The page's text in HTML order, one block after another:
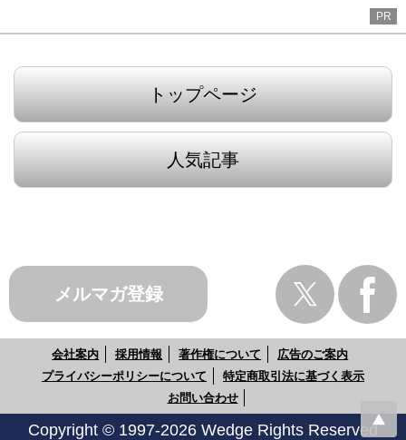
PR
トップページ
人気記事
メルマガ登録
会社案内 採用情報 著作権について
広告のご案内
プライバシーポリシーについて
特定商取引法に基づく表示
お問い合わせ
Copyright © 1997-2026 Wedge Rights Reserved